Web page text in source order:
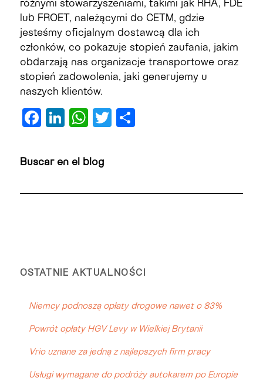
lub FROET, należącymi do CETM, gdzie
jesteśmy oficjalnym dostawcą dla ich
członków, co pokazuje stopień zaufania, jakim
obdarzają nas organizacje transportowe oraz
stopień zadowolenia, jaki generujemy u
naszych klientów.
Facebook
LinkedIn
WhatsApp
Twitter
Share
Buscar en el blog
OSTATNIE AKTUALNOŚCI
Niemcy podnoszą opłaty drogowe nawet o 83%
Powrót opłaty HGV Levy w Wielkiej Brytanii
Vrio uznane za jedną z najlepszych firm pracy
Usługi wymagane do podróży autokarem po Europie